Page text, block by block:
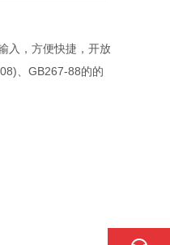
入，方便快捷，开放
、GB267-88的的